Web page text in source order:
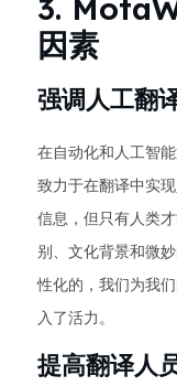
3.
因素
强调人工翻
在自动化和人工智
致力于在翻译中实
信息，但只有人类
别、文化背景和微
性化的，我们为我
入了活力。
提高翻译人